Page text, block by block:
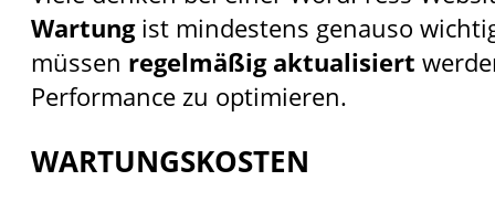
Wartungist mindestens genauso
müssen regelmäßig aktualisiert
Performance zu optimieren.
WARTUNGSKOSTEN